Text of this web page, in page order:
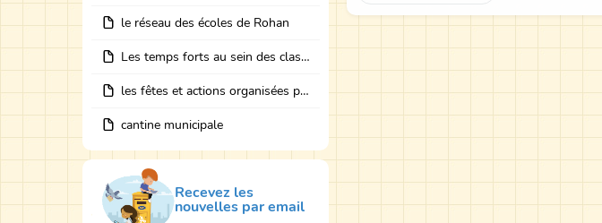
le réseau des écoles de Rohan
Les temps forts au sein des classes avec des intervenants
les fêtes et actions organisées par les bureaux
cantine municipale
Recevez les
nouvelles par email